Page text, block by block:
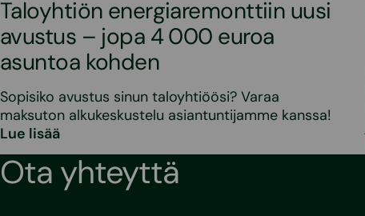
Taloyhtiön energiaremonttiin uusi
avustus – jopa 4 000 euroa
asuntoa kohden
Sopisiko avustus sinun taloyhtiöösi? Varaa
maksuton alkukeskustelu asiantuntijamme kanssa!
Lue lisää
Ota yhteyttä